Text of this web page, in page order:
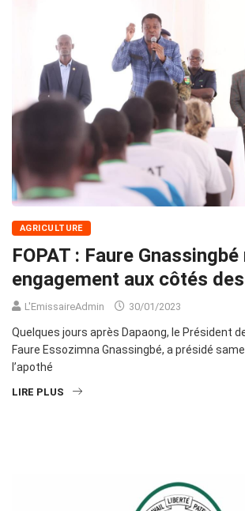
AGRICULTURE
FOPAT : Faure
engagement aux côtés des
L'EmissaireAdmin 30/01/2023
Quelques jours après Dapaong, le Président
Faure Essozimna Gnassingbé, a présidé
l’apothé
LIRE PLUS